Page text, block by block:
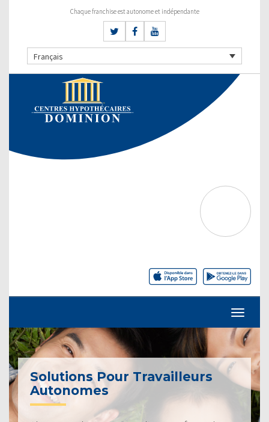
Chaque franchise est autonome et indépendante
Français
Solutions Pour Travailleurs
Autonomes